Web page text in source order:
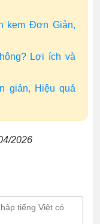
kem Đơn Giản,
Lợi ích và
giản, Hiệu quả
2026